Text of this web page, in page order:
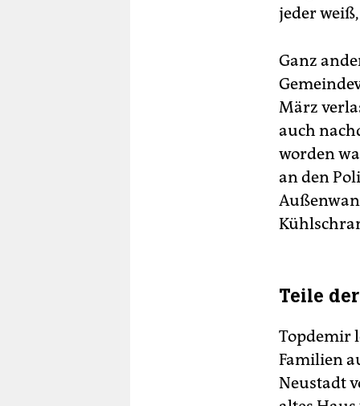
jeder
Ganz
März
auch
worden
an den
Teile
Topdemir
Familien
Neustadt